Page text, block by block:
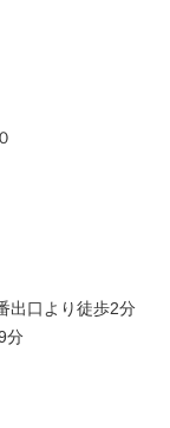
出口より徒歩2分
分